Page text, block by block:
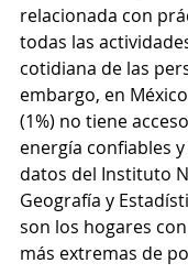
relacionada con
todas las
cotidiana de las
embargo, en
(1%) no tiene
energía confiables
datos del Instituto
Geografía y
son los hogares
más extremas de